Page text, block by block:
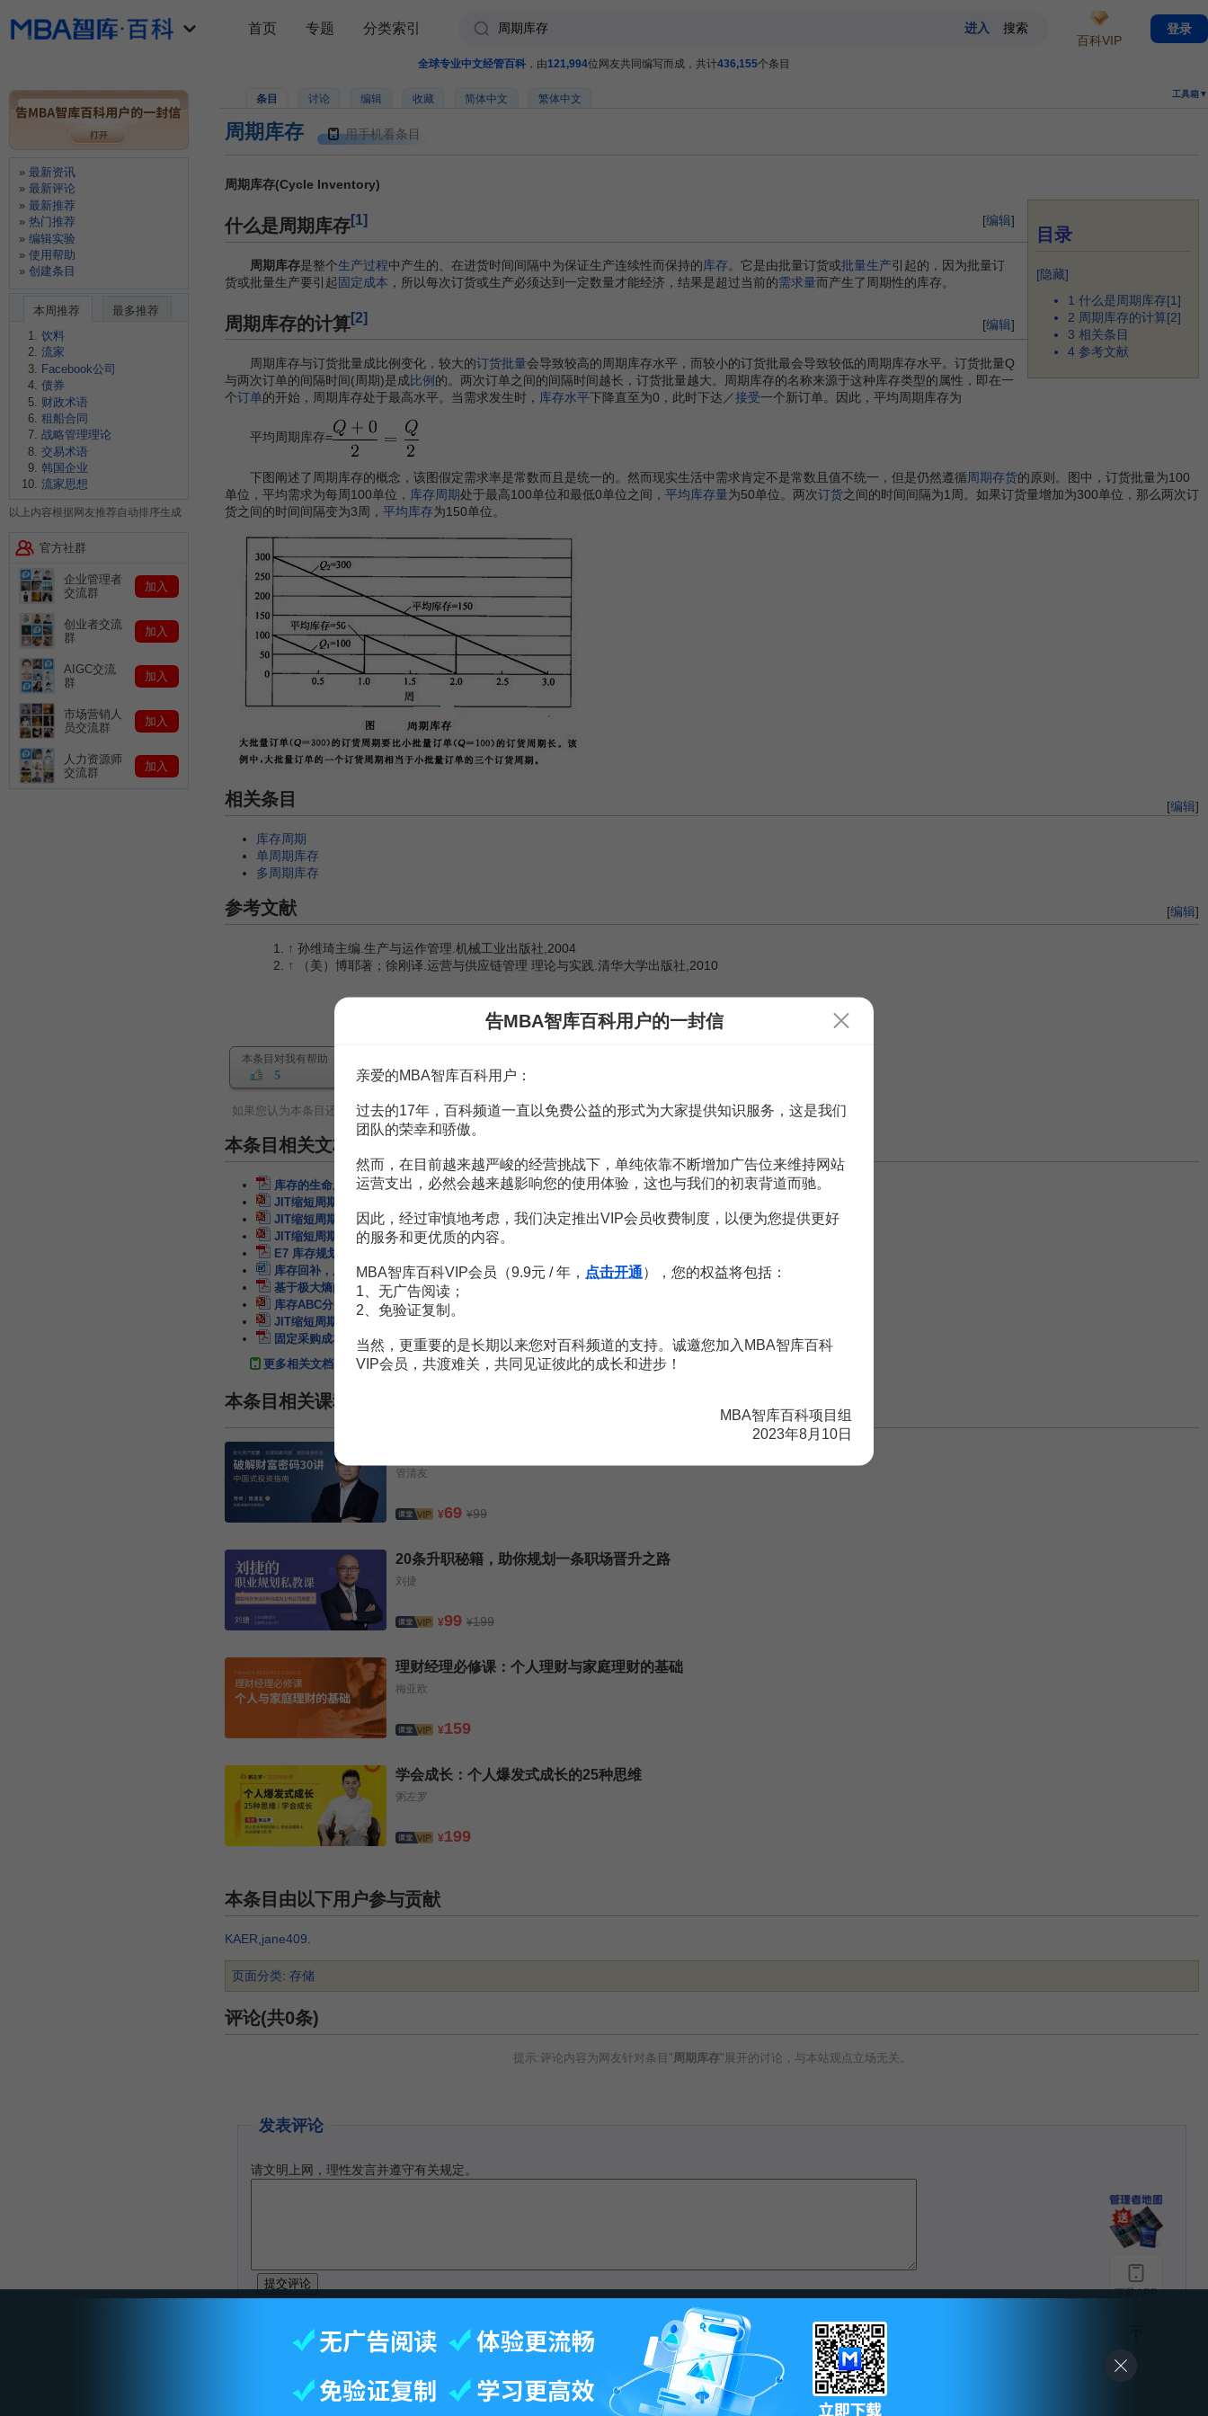
全球专业中文经管百科 ，由121,994位网友共同编写而成，共计436,155个条目
条目 讨论 编辑 收藏 简体中文 繁体中文 工具箱▼
周期库存 用手机看条目
周期库存(Cycle Inventory)
目录
[隐藏]
1 什么是周期库存[1]
2 周期库存的计算[2]
3 相关条目
4 参考文献
[编辑]
什么是周期库存[1]
周期库存是整个生产过程中产生的、在进货时间间隔中为保证生产连续性而保持的库存。它是由批量订货或批量生产引起的，因为批量订
货或批量生产要引起固定成本 ，所以每次订货或生产必须达到一定数量才能经济，结果是超过当前的需求量而产生了周期性的库存。
[编辑]
周期库存的计算[2]
周期库存与订货批量成比例变化，较大的订货批量会导致较高的周期库存水平，而较小的订货批最会导致较低的周期库存水平。订货批量Q
与两次订单的间隔时间(周期)是成比例 的。两次订单之间的间隔时间越长，订货批量越大。周期库存的名称来源于这种库存类型的属性，即在一
个订单的开始，周期库存处于最高水平。当需求发生时， 库存水平下降直至为0，此时下达／接受一个新订单。因此，平均周期库存为
平均周期库存=
下图阐述了周期库存的概念，该图假定需求率是常数而且是统一的。然而现实生活中需求肯定不是常数且值不统一，但是仍然遵循周期存货的原则。图中，订货批量为100
单位，平均需求为每周100单位， 库存周期处于最高100单位和最低0单位之间， 平均库存量为50单位。两次订货之间的时间间隔为1周。如果订货量增加为300单位，那么两次订
货之间的时间间隔变为3周， 平均库存为150单位。
[编辑]
相关条目
库存周期
单周期库存
多周期库存
[编辑]
参考文献
↑ 孙维琦主编.生产与运作管理.机械工业出版社,2004
↑
（美）博耶著；徐刚译.运营与供应链管理 理论与实践.清华大学出版社,2010
本条目对我有帮助
5 赏
如果您认为本条目还有待完善，需要补充新内容或修改错误内容，请编辑条目或投诉举报。
本条目相关文档
库存的生命周期是多久 3页
JIT缩短周期减少库存
JIT缩短周期减少库存 20页
JIT缩短周期减少库存概述 20页
E7 库存规划与管(一)：周期性库存
库存回补，周期新起点将至.docx 19页
基于极大熵的单周期产品库存模型 4页
库存ABC分类管理及周期盘点方法
JIT缩短周期减少库存(1)
固定采购成本与最小采购量约束下的周期库存 5页
更多相关文档
本条目相关课程
管清友
¥69 ¥99
20条升职秘籍，助你规划一条职场晋升之路
刘捷
¥99 ¥199
理财经理必修课：个人理财与家庭理财的基础
梅亚欧
¥159
学会成长：个人爆发式成长的25种思维
粥左罗
¥199
本条目由以下用户参与贡献
KAER jane409
页面分类: 存储
评论(共0条)
提示:评论内容为网友针对条目" 周期库存"展开的讨论，与本站观点立场无关。
发表评论
请文明上网，理性发言并遵守有关规定。
首页 专题 分类索引
百科VIP
登录
最新资讯
最新评论
最新推荐
热门推荐
编辑实验
使用帮助
创建条目
本周推荐
最多推荐
饮料
流家
Facebook公司
债券
财政术语
租船合同
战略管理理论
交易术语
韩国企业
流家思想
以上内容根据网友推荐自动排序生成
官方社群
企业管理者
交流群
加入
创业者交流
群
加入
AIGC交流
群
加入
市场营销人
员交流群
加入
人力资源师
交流群
加入
下载APP
告MBA智库百科用户的一封信
亲爱的MBA智库百科用户：
过去的17年，百科频道一直以免费公益的形式为大家提供知识服务，这是我们
团队的荣幸和骄傲。
然而，在目前越来越严峻的经营挑战下，单纯依靠不断增加广告位来维持网站
运营支出，必然会越来越影响您的使用体验，这也与我们的初衷背道而驰。
因此，经过审慎地考虑，我们决定推出VIP会员收费制度，以便为您提供更好
的服务和更优质的内容。
MBA智库百科VIP会员（9.9元 / 年， 点击开通），您的权益将包括：
1、无广告阅读；
2、免验证复制。
当然，更重要的是长期以来您对百科频道的支持。诚邀您加入MBA智库百科
VIP会员，共渡难关，共同见证彼此的成长和进步！
MBA智库百科项目组
2023年8月10日
此页面最后修订：17:28,2013年5月14日.
智库首页 百科首页 关于百科 客户端 人才招聘 广告合作- 权利通知-联系我们-免责声明 友情链接
©2026 MBAlib.com, All rights reserved.